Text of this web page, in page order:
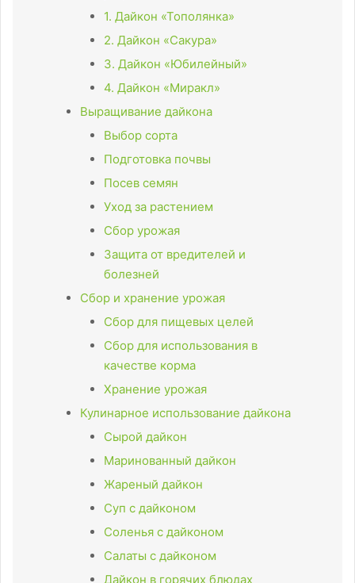
1. Дайкон «Тополянка»
2. Дайкон «Сакура»
3. Дайкон «Юбилейный»
4. Дайкон «Миракл»
Выращивание дайкона
Выбор сорта
Подготовка почвы
Посев семян
Уход за растением
Сбор урожая
Защита от вредителей и
болезней
Сбор и хранение урожая
Сбор для пищевых целей
Сбор для использования в
качестве корма
Хранение урожая
Кулинарное использование дайкона
Сырой дайкон
Маринованный дайкон
Жареный дайкон
Суп с дайконом
Соленья с дайконом
Салаты с дайконом
Дайкон в горячих блюдах